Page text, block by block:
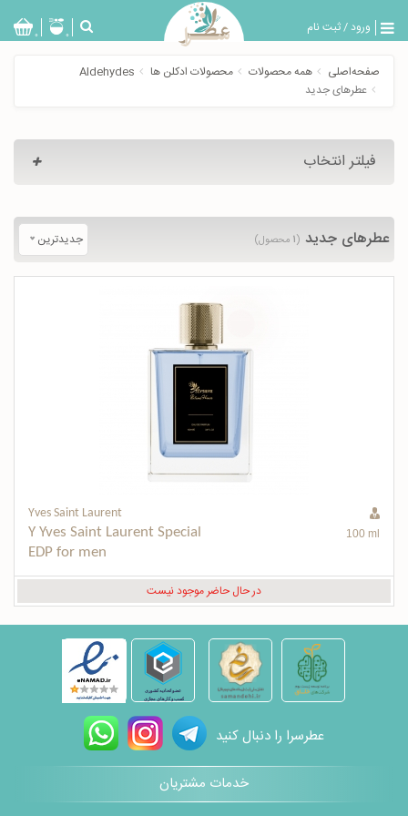
ورود/ثبت نام
بازگشت
زنانه
0 0
صفحه‌اصلی همه محصولات محصولات ادکلن ها
Aldehydes
عطرهای جدید
فیلتر انتخاب
عطرهای جدید (۱ محصول) جدیدترین
Yves Saint Laurent
Y Yves Saint Laurent Special
EDP for men
100 ml
در حال حاضر موجود نیست
عطرسرا را دنبال کنید
خدمات مشتریان